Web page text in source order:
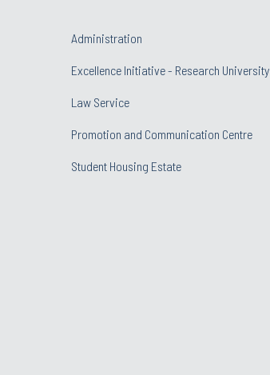
Administration
Excellence Initiative - Research University
Law Service
Promotion and Communication Centre
Student Housing Estate